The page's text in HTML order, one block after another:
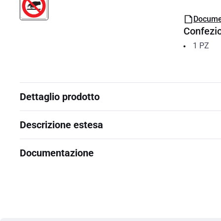
1 PZ
Dettaglio prodotto
Descrizione estesa
Documentazione